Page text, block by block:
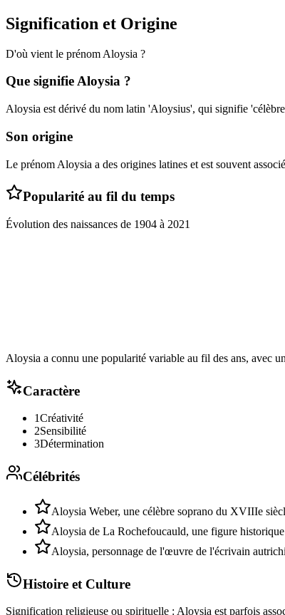
Signification et Origine
D'où vient le prénom Aloysia ?
Que signifieAloysia ?
Aloysia est dérivé du nom latin 'Aloysius', qui signifie
Son origine
Le prénom Aloysia a des origines latines et est souvent
Popularité au fil du temps
Évolution des naissances de 1904 à 2021
Aloysia a connu une popularité variable au fil des ans, avec
Caractère
1Créativité
2Sensibilité
3Détermination
Célébrités
Aloysia Weber, une célèbre soprano du XVIIIe
Aloysia de La Rochefoucauld, une figure
Aloysia, personnage de l'œuvre de l'écrivain
Histoire et Culture
Signification religieuse ou spirituelle : Aloysia est parfois